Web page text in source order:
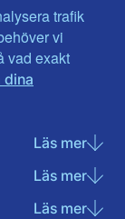
trafik
vi
vad exakt
dina
Läs merom
Läs merom
Läs merom